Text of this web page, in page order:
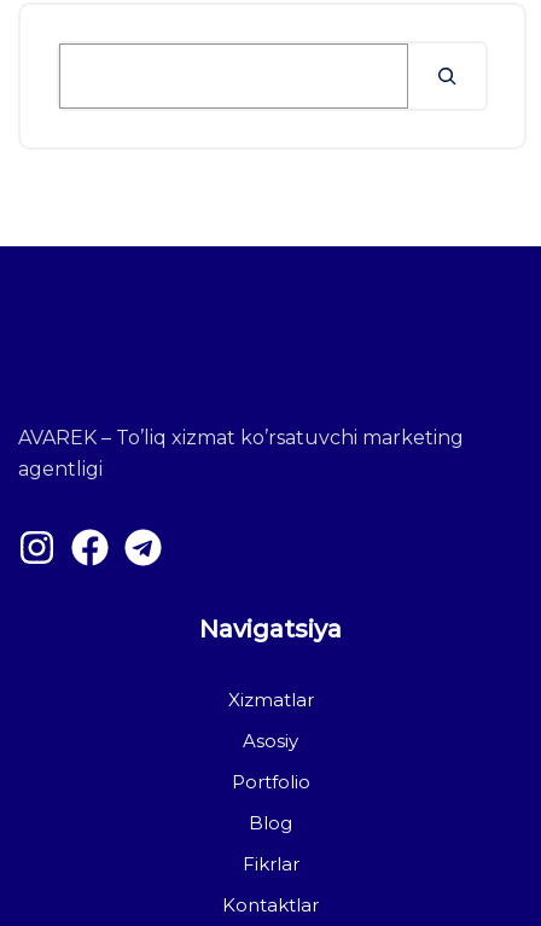
AVAREK – To’liq xizmat ko’rsatuvchi marketing
agentligi
Navigatsiya
Xizmatlar
Asosiy
Portfolio
Blog
Fikrlar
Kontaktlar